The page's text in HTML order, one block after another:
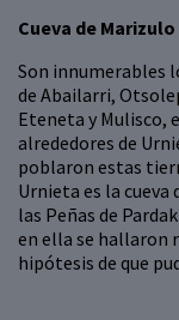
Cueva de Marizulo
Son innumerables
de Abailarri,
Eteneta y Mulisco,
alrededores de
poblaron estas
Urnieta es la cueva
las Peñas de
en ella se hallaron
hipótesis de que